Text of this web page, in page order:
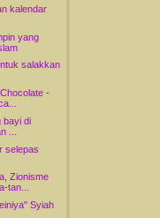
kalendar
yang
salakkan
-
bayi di
...
selepas
Zionisme
tan...
Syiah